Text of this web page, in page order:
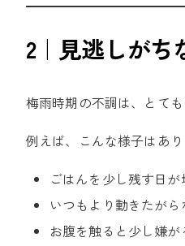
2｜見逃しがち
梅雨時期の不調は、とても
例えば、こんな様子はあ
ごはんを少し残す日が
いつもより動きたがら
お腹を触ると少し嫌が